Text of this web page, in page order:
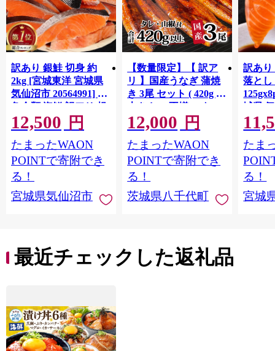
訳あり 銀鮭 切身 約
2kg [宮城東洋 宮城県
気仙沼市 20564991] 鮭
魚介類 海鮮 訳アリ 規
格外 不揃い さけ サケ
鮭切身 シャケ 切り身
冷凍 家庭用 おかず 弁
当 支援 サーモン 銀鮭
切り身 魚 わけあり
12,500 円
たまったWAON
POINTで寄附でき
る！
宮城県気仙沼市
【数量限定】【 訳ア
リ 】国産うなぎ 蒲焼
き 3尾 セット ( 420g )
大きさ の不揃い タ
レ・山椒付き ウナギ
鰻 ふぞろい 不揃い う
な重 ひつまぶし 人気
茨城 八千代町 ふるさ
と納税 冷凍 [SF951ya]
12,000 円
たまったWAON
POINTで寄附でき
る！
茨城県八千代町
訳あり
落とし
城県
お刺し
生 生
鮭 銀
介
たま
る！
宮城
最近チェックした返礼品